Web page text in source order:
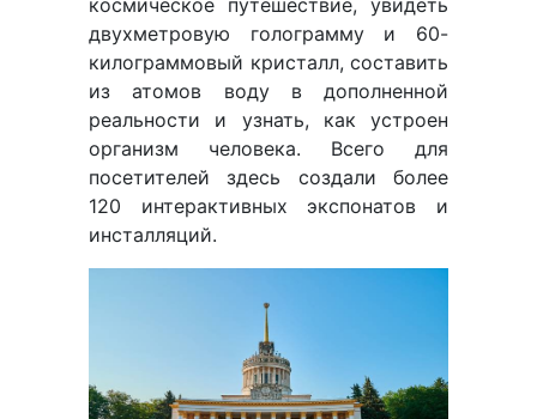
космическое путешествие, увидеть
двухметровую голограмму и 60-
килограммовый кристалл, составить
из атомов воду в дополненной
реальности и узнать, как устроен
организм человека. Всего для
посетителей здесь создали более
120 интерактивных экспонатов и
инсталляций.